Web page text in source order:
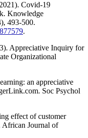
Covid-19
Knowledge
493-500.
.
Appreciative Inquiry for
Organizational
an appreciative
Soc Psychol
effect of customer
African Journal of